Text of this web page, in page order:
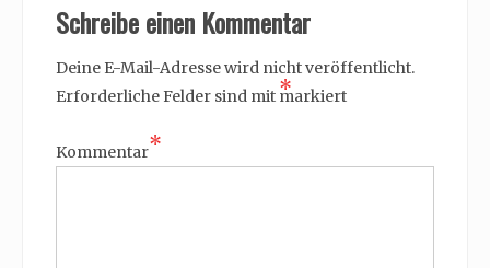
Schreibe einen Kommentar
Deine E-Mail-Adresse wird nicht veröffentlicht.
Erforderliche Felder sind mit *
markiert
Kommentar*